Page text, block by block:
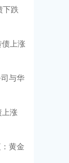
下跌
上涨
与华
涨
黄金